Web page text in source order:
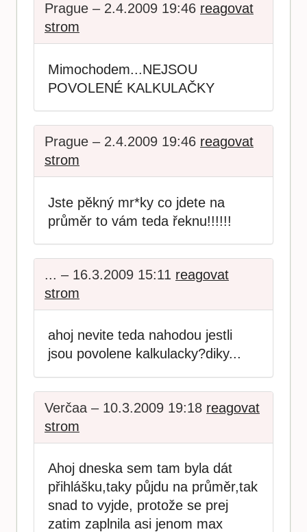
Prague – 2.4.2009 19:46 reagovat
strom
Mimochodem...NEJSOU
POVOLENÉ KALKULAČKY
Prague – 2.4.2009 19:46 reagovat
strom
Jste pěkný mr*ky co jdete na
průměr to vám teda řeknu!!!!!!
... – 16.3.2009 15:11 reagovat
strom
ahoj nevite teda nahodou jestli
jsou povolene kalkulacky?diky...
Verčaa – 10.3.2009 19:18 reagovat
strom
Ahoj dneska sem tam byla dát
přihlášku,taky půjdu na průměr,tak
snad to vyjde, protože se prej
zatim zaplnila asi jenom max